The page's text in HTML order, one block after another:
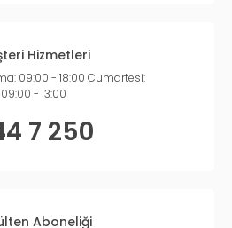
Hizmetleri
09:00 - 18:00 Cumartesi:
09:00 - 13:00
7 250
Aboneliği